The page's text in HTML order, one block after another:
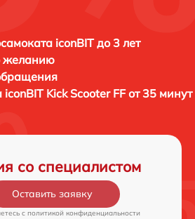
iconBIT до 3 лет
желанию
iconBIT Kick Scooter FF от 35 минут
со специалистом
Оставить заявку
c политикой конфиденциальности